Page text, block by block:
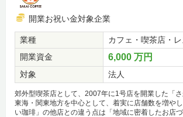
開業お祝い金対象企業
業種
カフェ・喫茶店・
開業資金
6,000 万円
対象 法人
郊外型喫茶店として、2007年に1号店を開業した「さ
東海・関東地方を中心として、着実に店舗数を増や
い珈琲」の他店との違う点は「地域に密着したお店づ